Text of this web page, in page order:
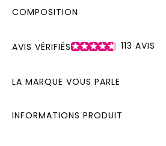
COMPOSITION
AVIS VÉRIFIÉS 113 AVIS
LA MARQUE VOUS PARLE
INFORMATIONS PRODUIT